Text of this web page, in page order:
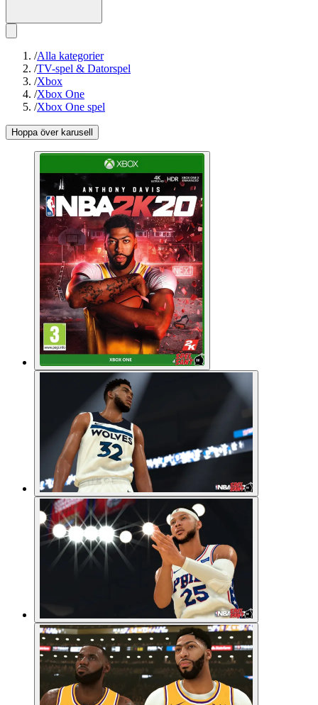
/Alla kategorier
/TV-spel & Datorspel
/Xbox
/Xbox One
/Xbox One spel
Hoppa över karusell